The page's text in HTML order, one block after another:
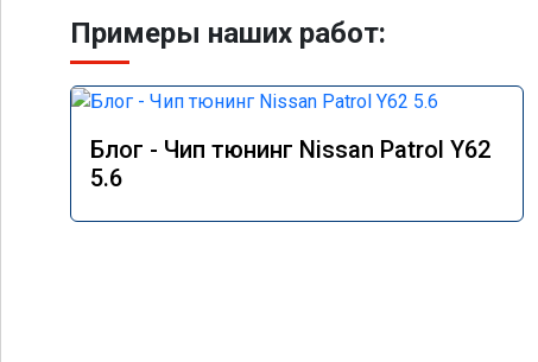
Примеры наших работ:
Блог - Чип тюнинг Nissan Patrol Y62
5.6